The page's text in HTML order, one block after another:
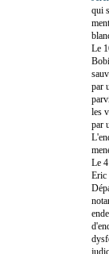
qui
Le
par
les
par
Le
Eric